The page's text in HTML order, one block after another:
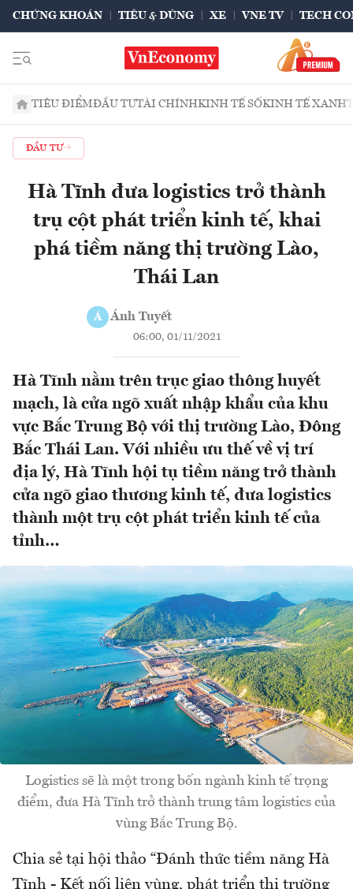
CHỨNG KHOÁN TIÊU & DÙNG XE VNE TV TECH
TIÊU ĐIỂMĐẦU TƯTÀI CHÍNHKINH TẾ SỐKINH TẾ XANH
ĐẦU TƯ
Hà Tĩnh đưa logistics trở thành
trụ cột phát triển kinh tế, khai
phá tiềm năng thị trường Lào,
Thái Lan
Á Ánh Tuyết
06:00, 01/11/2021
Hà Tĩnh nằm trên trục giao thông huyết
mạch, là cửa ngõ xuất nhập khẩu của khu
vực Bắc Trung Bộ với thị trường Lào, Đông
Bắc Thái Lan. Với nhiều ưu thế về vị trí
địa lý, Hà Tĩnh hội tụ tiềm năng trở thành
cửa ngõ giao thương kinh tế, đưa logistics
thành một trụ cột phát triển kinh tế của
tỉnh…
Logistics sẽ là một trong bốn ngành kinh tế trọng
điểm, đưa Hà Tĩnh trở thành trung tâm logistics của
vùng Bắc Trung Bộ.
Chia sẻ tại hội thảo “Đánh thức tiềm năng Hà
Tĩnh - Kết nối liên vùng, phát triển thị trường